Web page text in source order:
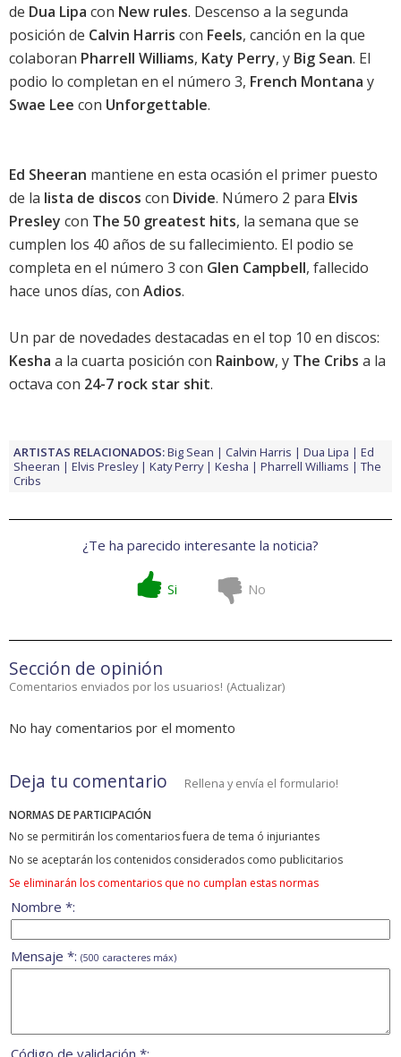
de Dua Lipa con New rules. Descenso a la segunda
posición de Calvin Harris con Feels, canción en la que
colaboran Pharrell Williams, Katy Perry, y Big Sean. El
podio lo completan en el número 3, French Montana y
Swae Lee con Unforgettable.
Ed Sheeran mantiene en esta ocasión el primer puesto
de la lista de discos con Divide. Número 2 para Elvis
Presley con The 50 greatest hits, la semana que se
cumplen los 40 años de su fallecimiento. El podio se
completa en el número 3 con Glen Campbell, fallecido
hace unos días, con Adios.
Un par de novedades destacadas en el top 10 en discos:
Kesha a la cuarta posición con Rainbow, y The Cribs a la
octava con 24-7 rock star shit.
ARTISTAS RELACIONADOS:Big Sean Calvin Harris Dua Lipa
Ed
Sheeran
Elvis Presley Katy Perry Kesha Pharrell Williams
The
Cribs
¿Te ha parecido interesante la noticia?
Si No
Sección de opinión
Comentarios enviados por los usuarios! (Actualizar)
No hay comentarios por el momento
Deja tu comentario Rellena y envía el formulario!
NORMAS DE PARTICIPACIÓN
No se permitirán los comentarios fuera de tema ó injuriantes
No se aceptarán los contenidos considerados como publicitarios
Se eliminarán los comentarios que no cumplan estas normas
Nombre *:
Mensaje *: (500 caracteres máx)